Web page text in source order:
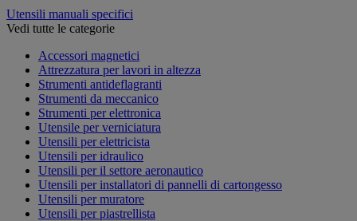
Utensili manuali specifici
Vedi tutte le categorie
Accessori magnetici
Attrezzatura per lavori in altezza
Strumenti antideflagranti
Strumenti da meccanico
Strumenti per elettronica
Utensile per verniciatura
Utensili per elettricista
Utensili per idraulico
Utensili per il settore aeronautico
Utensili per installatori di pannelli di cartongesso
Utensili per muratore
Utensili per piastrellista